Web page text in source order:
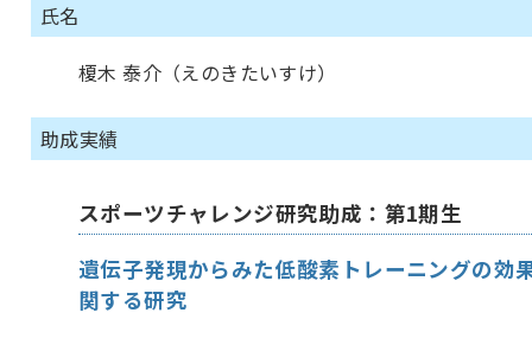
氏名
榎木 泰介（えのきたいすけ）
助成実績
スポーツチャレンジ研究助成：第1期生
遺伝子発現からみた低酸素トレーニングの効
関する研究